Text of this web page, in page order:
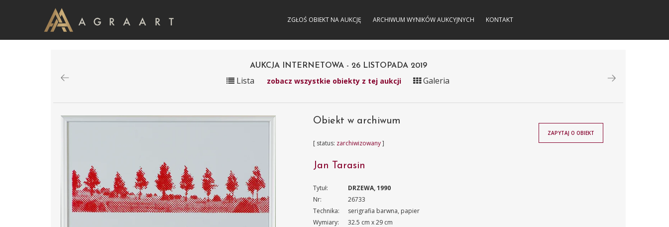
ZGŁOŚ OBIEKT NA AUKCJĘ ARCHIWUM WYNIKÓW AUKCYJNYCH KONTAKT
AUKCJA INTERNETOWA - 26 LISTOPADA 2019
Lista zobacz wszystkie obiekty z tej aukcji Galeria
Obiekt w archiwum
[ status: zarchiwizowany]
Jan Tarasin
Tytuł:
DRZEWA, 1990
Nr:
26733
Technika:
serigrafia barwna, papier
Wymiary:
32.5 cm x 29 cm
ZAPYTAJ O OBIEKT